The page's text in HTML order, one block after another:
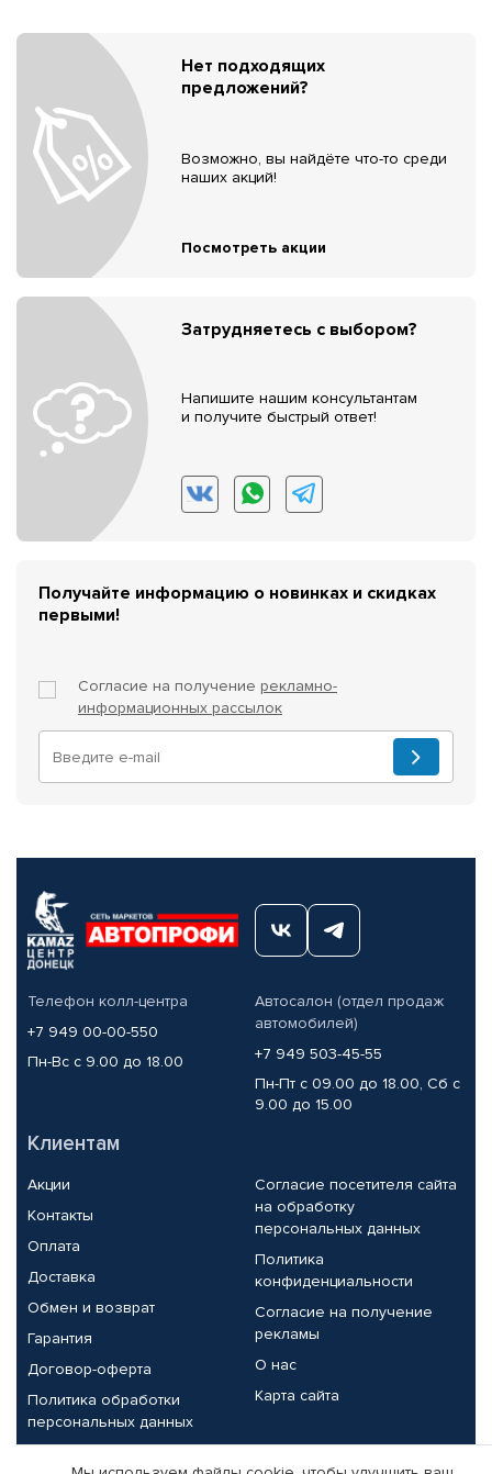
Нет подходящих
предложений?
Возможно, вы найдёте что-то среди
наших акций!
Посмотреть акции
Затрудняетесь с выбором?
Напишите нашим консультантам
и получите быстрый ответ!
Получайте информацию о новинках и скидках
первыми!
Согласие на получение рекламно-
информационных рассылок
Телефон колл-центра
+7 949 00-00-550
Пн-Вс с 9.00 до 18.00
Автосалон (отдел продаж
автомобилей)
+7 949 503-45-55
Пн-Пт с 09.00 до 18.00, Сб с
9.00 до 15.00
Клиентам
Акции
Контакты
Оплата
Доставка
Обмен и возврат
Гарантия
Договор-оферта
Политика обработки
персональных данных
Согласие посетителя сайта
на обработку
персональных данных
Политика
конфиденциальности
Согласие на получение
рекламы
О нас
Карта сайта